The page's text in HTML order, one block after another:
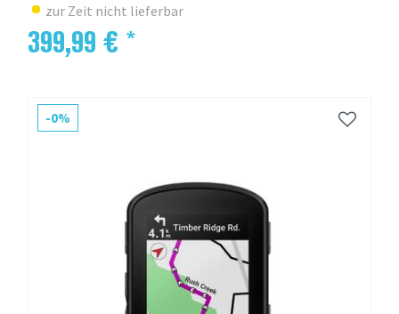
zur Zeit nicht lieferbar
399,99 € *
-0%